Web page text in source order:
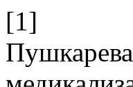
[1]